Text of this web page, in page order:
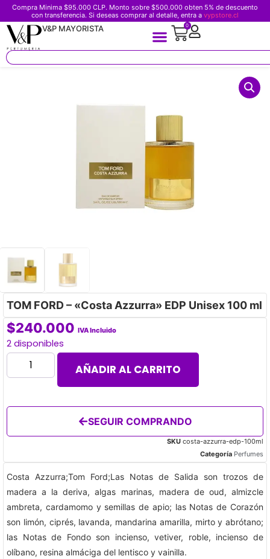
Compra Minima $95.000 CLP. Monto sobre $500.000 obten 5% de descuento
con transferencia. Si deseas comprar al detalle, entra a vypstore.cl
V&P MAYORISTA 0
TOM FORD – «Costa Azzurra» EDP Unisex 100 ml
$240.000 IVA Incluido
2 disponibles
AÑADIR AL CARRITO
SEGUIR COMPRANDO
SKU costa-azzurra-edp-100ml
Categoría Perfumes
Costa Azzurra;Tom Ford;Las Notas de Salida son trozos de
madera a la deriva, algas marinas, madera de oud, almizcle
ambreta, cardamomo y semillas de apio; las Notas de Corazón
son limón, ciprés, lavanda, mandarina amarilla, mirto y abrótano;
las Notas de Fondo son incienso, vetiver, roble, incienso de
olíbano, resina almáciga del lentisco y vainilla.